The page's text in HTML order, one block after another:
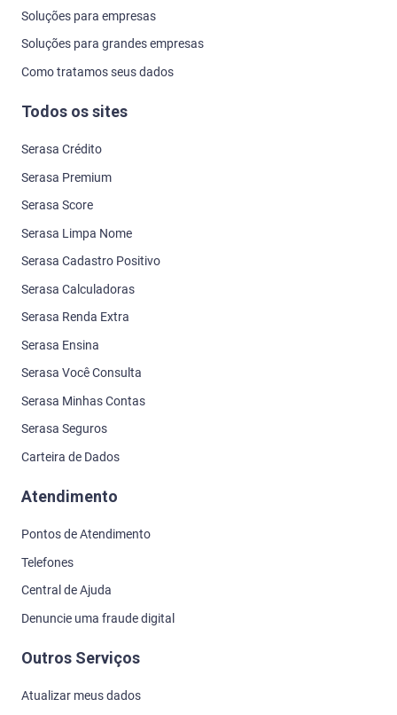
Soluções para empresas
Soluções para grandes empresas
Como tratamos seus dados
Todos os sites
Serasa Crédito
Serasa Premium
Serasa Score
Serasa Limpa Nome
Serasa Cadastro Positivo
Serasa Calculadoras
Serasa Renda Extra
Serasa Ensina
Serasa Você Consulta
Serasa Minhas Contas
Serasa Seguros
Carteira de Dados
Atendimento
Pontos de Atendimento
Telefones
Central de Ajuda
Denuncie uma fraude digital
Outros Serviços
Atualizar meus dados